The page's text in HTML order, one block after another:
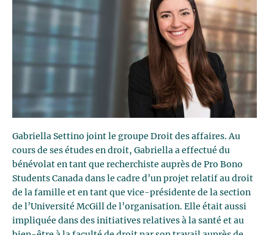
Gabriella Settino joint le groupe Droit des affaires. Au
cours de ses études en droit, Gabriella a effectué du
bénévolat en tant que recherchiste auprès de Pro Bono
Students Canada dans le cadre d’un projet relatif au droit
de la famille et en tant que vice-présidente de la section
de l’Université McGill de l’organisation. Elle était aussi
impliquée dans des initiatives relatives à la santé et au